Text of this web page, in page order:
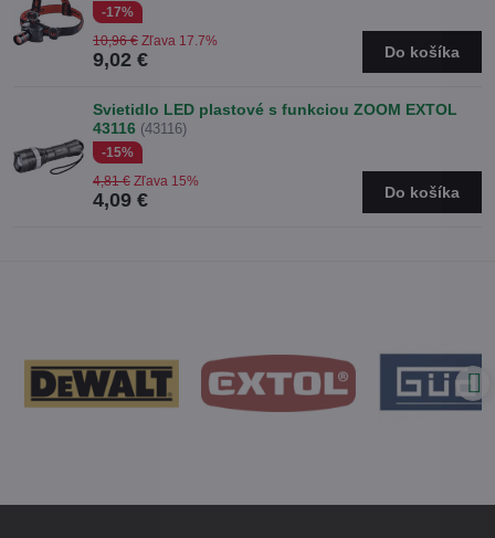
-17%
9,02 €
10,96 € Zľava 17.7%
Do košíka
Svietidlo LED plastové s funkciou ZOOM EXTOL
43116 (43116)
-15%
4,09 €
4,81 € Zľava 15%
Do košíka